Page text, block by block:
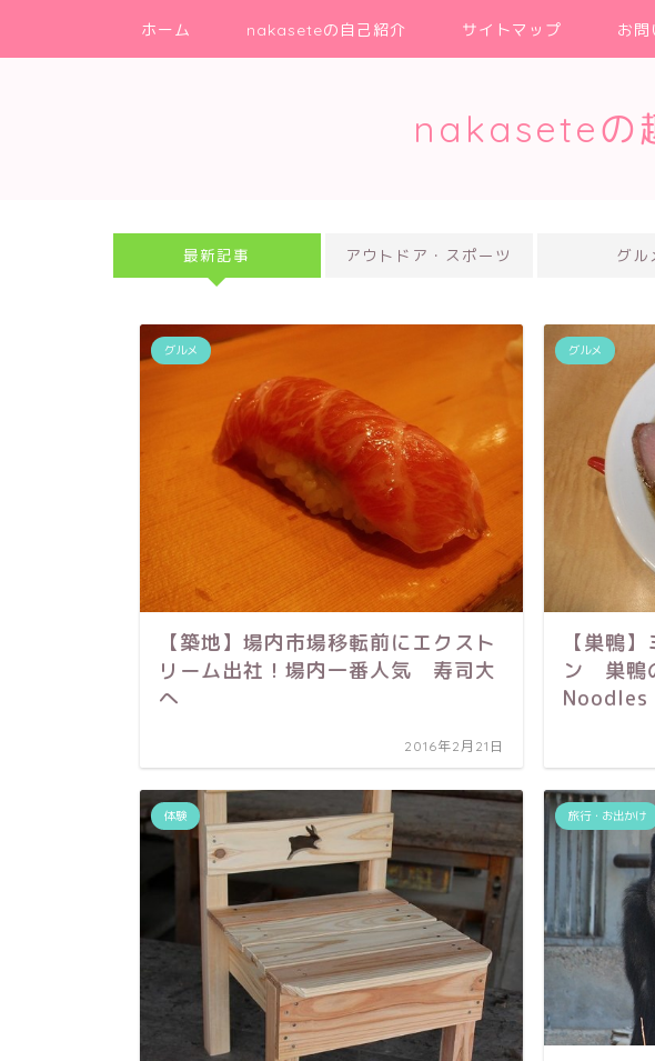
ホーム nakaseteの自己紹介 サイトマップ お問
nakaseteの
最新記事 アウトドア・スポーツ グル
グルメ
【築地】場内市場移転前にエクスト
リーム出社！場内一番人気 寿司大
へ
2016年2月21日
グルメ
【巣鴨
ン 巣鴨
Noodles
体験 旅行・お出かけ